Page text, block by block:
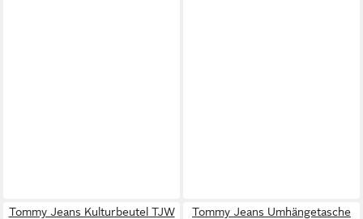
Tommy Jeans Kulturbeutel TJW Tommy Jeans Umhängetasche